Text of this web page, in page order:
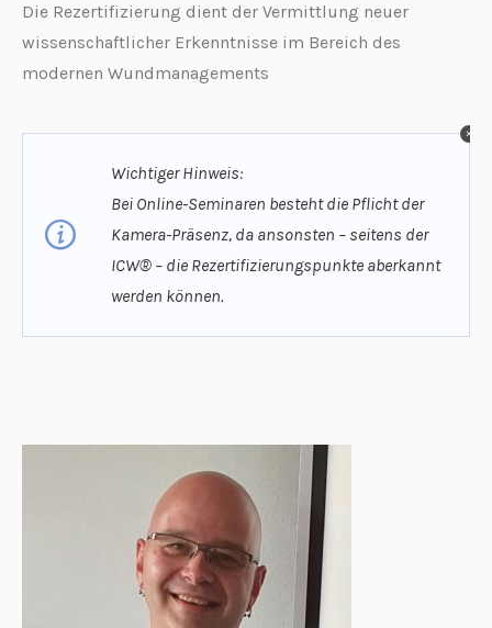
Die Rezertifizierung dient der Vermittlung neuer
wissenschaftlicher Erkenntnisse im Bereich des
modernen Wundmanagements
Wichtiger Hinweis:
Bei Online-Seminaren besteht die Pflicht der
Kamera-Präsenz, da ansonsten – seitens der
ICW® – die Rezertifizierungspunkte aberkannt
werden können.